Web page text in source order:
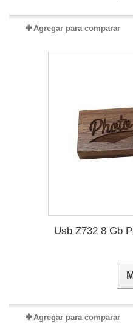
Agregar para comparar
Usb Z732 8 Gb
Agregar para comparar